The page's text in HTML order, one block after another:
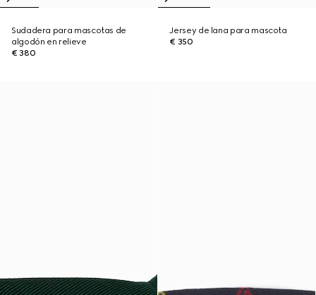
Sudadera para mascotas de
algodón en relieve
€ 380
Jersey de lana para mascota
€ 350